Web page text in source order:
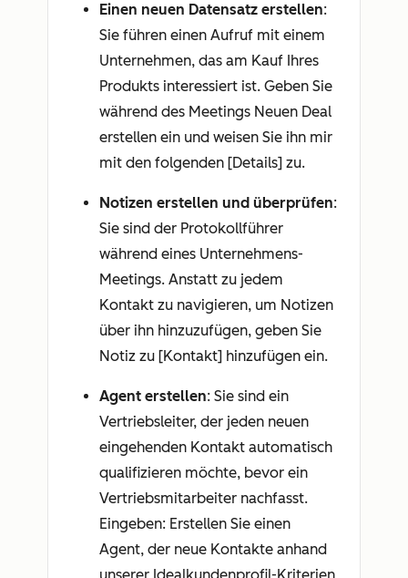
Einen neuen Datensatz erstellen:
Sie führen einen Aufruf mit einem
Unternehmen, das am Kauf Ihres
Produkts interessiert ist. Geben Sie
während des Meetings Neuen Deal
erstellen ein und weisen Sie ihn mir
mit den folgenden [Details] zu.
Notizen erstellen und überprüfen:
Sie sind der Protokollführer
während eines Unternehmens-
Meetings. Anstatt zu jedem
Kontakt zu navigieren, um Notizen
über ihn hinzuzufügen, geben Sie
Notiz zu [Kontakt] hinzufügen ein.
Agent erstellen: Sie sind ein
Vertriebsleiter, der jeden neuen
eingehenden Kontakt automatisch
qualifizieren möchte, bevor ein
Vertriebsmitarbeiter nachfasst.
Eingeben: Erstellen Sie einen
Agent, der neue Kontakte anhand